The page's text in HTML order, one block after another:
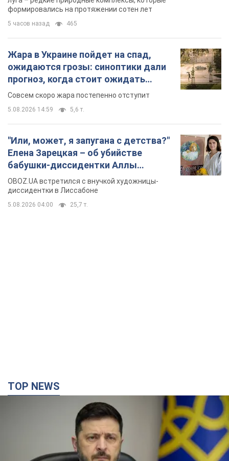
5.08.2026 14:59 5,6 т.
"Или, может, я запугана с детства?"
Елена Зарецкая – об убийстве
бабушки-диссидентки Аллы
Горской, критике сына Стуса и
детьми
OBOZ.UA встретился с внучкой художницы-
Украина будет уничтожать пусковые
установки российских баллистических ракет:
Зеленский провел заседание СНБО
Глава государства заявил, что установки будут атакованы